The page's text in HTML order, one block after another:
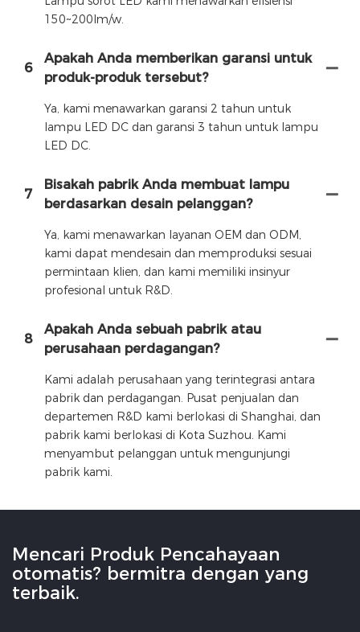
150~200lm/w.
6
Apakah Anda memberikan garansi untuk
produk-produk tersebut?
Ya, kami menawarkan garansi 2 tahun untuk
lampu LED DC dan garansi 3 tahun untuk lampu
LED DC.
7
Bisakah pabrik Anda membuat lampu
berdasarkan desain pelanggan?
Ya, kami menawarkan layanan OEM dan ODM,
kami dapat mendesain dan memproduksi sesuai
permintaan klien, dan kami memiliki insinyur
profesional untuk R&D.
8
Apakah Anda sebuah pabrik atau
perusahaan perdagangan?
Kami adalah perusahaan yang terintegrasi antara
pabrik dan perdagangan. Pusat penjualan dan
departemen R&D kami berlokasi di Shanghai, dan
pabrik kami berlokasi di Kota Suzhou. Kami
menyambut pelanggan untuk mengunjungi
pabrik kami.
Mencari Produk Pencahayaan
otomatis? bermitra dengan yang
terbaik.